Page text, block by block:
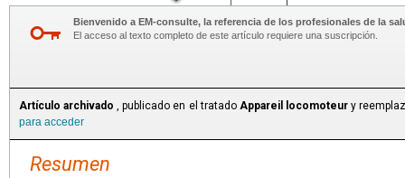
Más...
Bienvenido a EM-consulte, la referencia de los profesionales de la
El acceso al texto completo de este artículo requiere una suscripción.
Artículo archivado , publicado en el tratado Appareil locomoteury
para acceder
Resumen